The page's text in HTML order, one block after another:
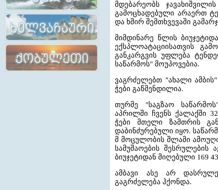
ტრენინგები ადგილობრივი
განმანათლებლებისათვის
მაჟორიტარმა კანდიდატებმა
„კარგი მმართველობის
დეკლარაციას“ საჯაროდ
ხელი მოაწერეს
მდებარეობს
გამოცხადებული არაერთ
და ხშირ შემთხვევაში
მიმდინარე წლის
ექსპლოატაციისათვის
განკარგვის უფლება
საწარმოს" მოუპოვებია.
ვაგრძელებთ "ახალი
ჭები გაწმენდილია.
თურმე "საგზაო
აპრილში ჩვენს ქალაქში
ჭები მთელი ზამთრის
დაბინძურებული იყო.
მ მოცულობის შლამი
სამუშაოების შესრულების
ბიუჯეტიდან მიღებული 169
ამბავი ასე არ
გაგრძელება ჰქონდა.